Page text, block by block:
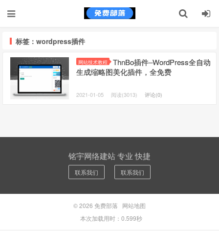
标签：wordpress插件
网站技术教程
ThnBo插件–WordPress全自动
生成缩略图美化插件，全免费
2021-01-05 阅读(3013) 评论(0)
铭宇网络建站 专业 快捷
联系我们 联系我们
© 2026 免费部落
网站地图
本次加载用时：0.599秒